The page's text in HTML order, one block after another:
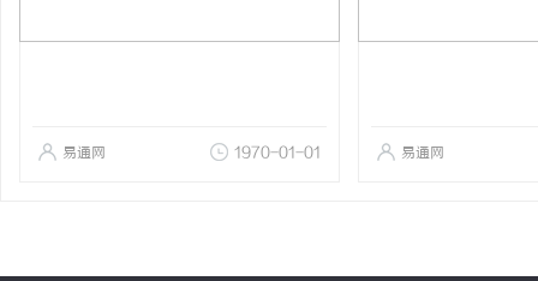
易通网 1970-01-01 易通网